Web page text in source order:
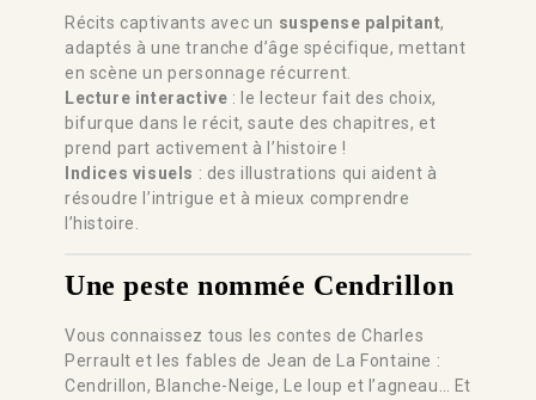
Récits captivants avec un suspense palpitant,
adaptés à une tranche d’âge spécifique, mettant
en scène un personnage récurrent.
Lecture interactive : le lecteur fait des choix,
bifurque dans le récit, saute des chapitres, et
prend part activement à l’histoire !
Indices visuels : des illustrations qui aident à
résoudre l’intrigue et à mieux comprendre
l’histoire.
Une peste nommée Cendrillon
Vous connaissez tous les contes de Charles
Perrault et les fables de Jean de La Fontaine :
Cendrillon, Blanche-Neige, Le loup et l’agneau… Et